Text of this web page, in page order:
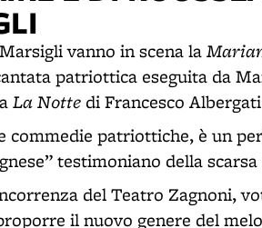
vanno in scena la
patriottica eseguita da
La Notte di Francesco
commedie patriottiche, è un
testimoniano della
del Teatro Zagnoni,
il nuovo genere del